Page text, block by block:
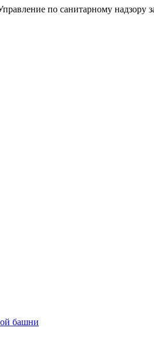
по санитарному
башни